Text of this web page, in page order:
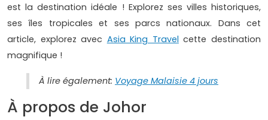
est la destination idéale ! Explorez ses villes historiques,
ses îles tropicales et ses parcs nationaux. Dans cet
article, explorez avec Asia King Travel cette destination
magnifique !
À lire également: Voyage Malaisie 4 jours
À propos de Johor